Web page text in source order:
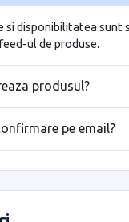
si disponibilitatea sunt
ul de produse.
produsul?
pe email?